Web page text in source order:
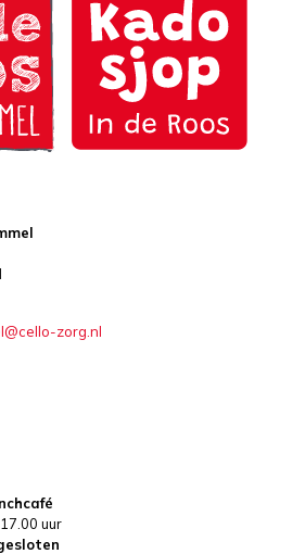
zorg.nl
uur